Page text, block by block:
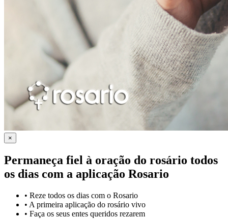
×
Permaneça fiel à oração do rosário todos
os dias com a aplicação Rosario
• Reze todos os dias com o Rosario
• A primeira aplicação do rosário vivo
• Faça os seus entes queridos rezarem